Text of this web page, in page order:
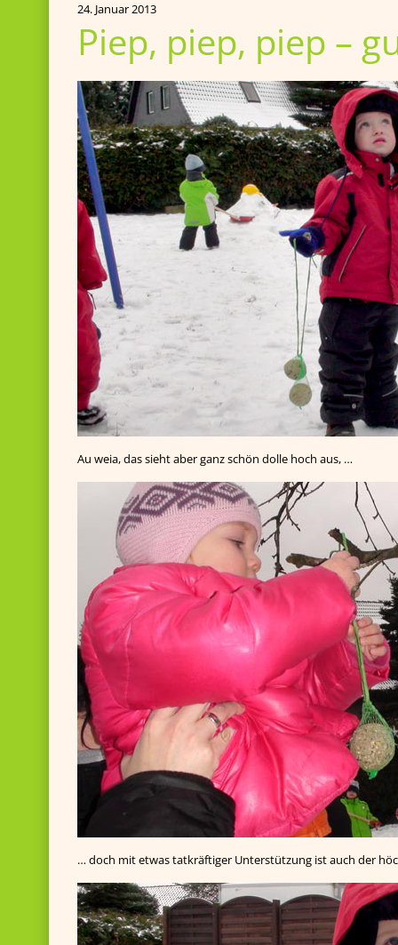
24. Januar 2013
Piep, piep, piep –
Au weia, das sieht aber ganz schön dolle hoch aus, …
… doch mit etwas tatkräftiger Unterstützung ist auch der